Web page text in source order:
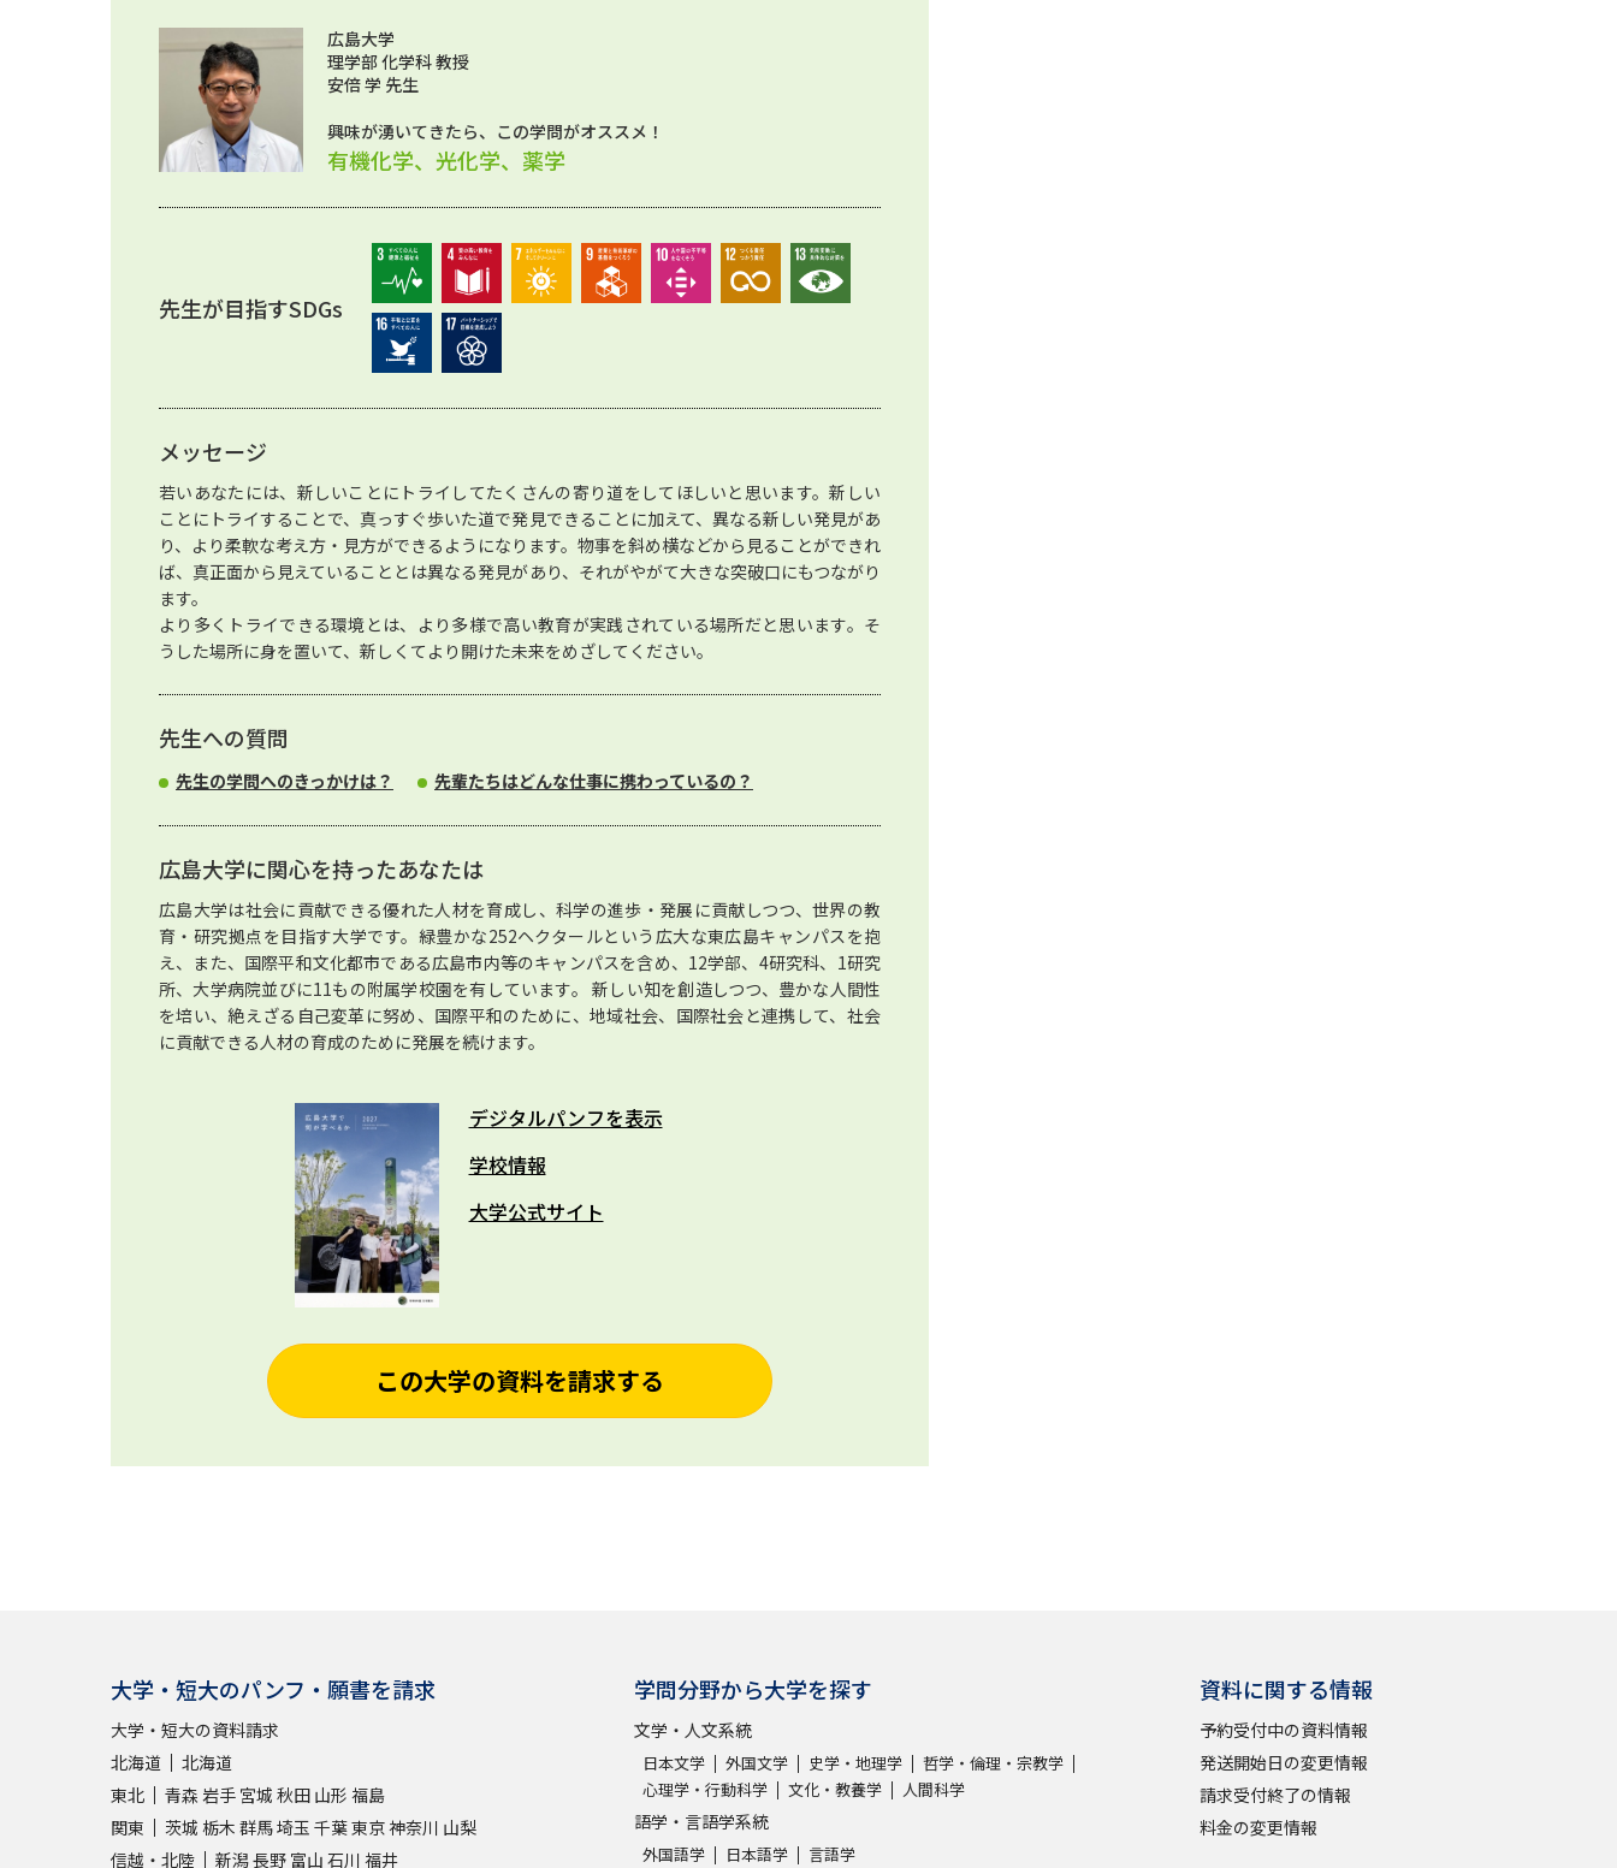
広島大学
理学部 化学科 教授
安倍 学 先生
興味が湧いてきたら、この学問がオススメ！
有機化学、光化学、薬学
先生が目指すSDGs
メッセージ
若いあなたには、新しいことにトライしてたくさんの寄り道をしてほしいと思います。新しい
ことにトライすることで、真っすぐ歩いた道で発見できることに加えて、異なる新しい発見があ
り、より柔軟な考え方・見方ができるようになります。物事を斜め横などから見ることができれ
ば、真正面から見えていることとは異なる発見があり、それがやがて大きな突破口にもつながり
ます。
より多くトライできる環境とは、より多様で高い教育が実践されている場所だと思います。そ
うした場所に身を置いて、新しくてより開けた未来をめざしてください。
先生への質問
先生の学問へのきっかけは？ 先輩たちはどんな仕事に携わっているの？
広島大学に関心を持ったあなたは
広島大学は社会に貢献できる優れた人材を育成し、科学の進歩・発展に貢献しつつ、世界の教
育・研究拠点を目指す大学です。緑豊かな252ヘクタールという広大な東広島キャンパスを抱
え、また、国際平和文化都市である広島市内等のキャンパスを含め、12学部、4研究科、1研究
所、大学病院並びに11もの附属学校園を有しています。 新しい知を創造しつつ、豊かな人間性
を培い、絶えざる自己変革に努め、国際平和のために、地域社会、国際社会と連携して、社会
に貢献できる人材の育成のために発展を続けます。
デジタルパンフを表示
学校情報
大学公式サイト
この大学の資料を請求する
大学・短大のパンフ・願書を請求
大学・短大の資料請求
北海道
北海道
東北
青森 岩手 宮城 秋田 山形 福島
関東
茨城 栃木 群馬埼玉 千葉東京神奈川 山梨
信越・北陸
新潟長野 富山 石川 福井
学問分野から大学を探す
文学・人文系統
日本文学 外国文学 史学・地理学
哲学・倫理・宗教学
心理学・行動科学
文化・教養学 人間科学
語学・言語学系統
外国語学 日本語学 言語学
資料に関する情報
予約受付中の資料情報
発送開始日の変更情報
請求受付終了の情報
料金の変更情報